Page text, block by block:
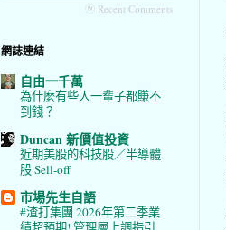
ⓦ Recent Comments
網誌連結
自由一千萬
為什麼有些人一輩子都賺不
到錢？
Duncan 新價值投資
近期美股的科技股／半導體
股 Sell-off
市場先生自語
#渣打集團 2026年第二季業